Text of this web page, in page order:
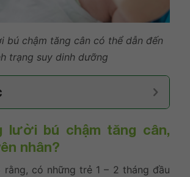
bú chậm tăng cân có thể dẫn đến
trạng suy dinh dưỡng
lười bú chậm tăng cân,
nhân?
rằng, có những trẻ 1 – 2 tháng đầu